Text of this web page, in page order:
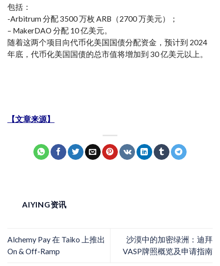
包括：
-Arbitrum 分配 3500 万枚 ARB（2700 万美元）；
– MakerDAO 分配 10 亿美元。
随着这两个项目向代币化美国国债分配资金，预计到 2024
年底，代币化美国国债的总市值将增加到 30 亿美元以上。
【文章来源】
AIYING资讯
Alchemy Pay 在 Taiko 上推出
On & Off-Ramp
沙漠中的加密绿洲：迪拜
VASP牌照概览及申请指南